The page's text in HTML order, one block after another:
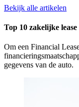
Bekijk alle artikelen
Top 10 zakelijke
Om een Financial
gegevens van de auto.